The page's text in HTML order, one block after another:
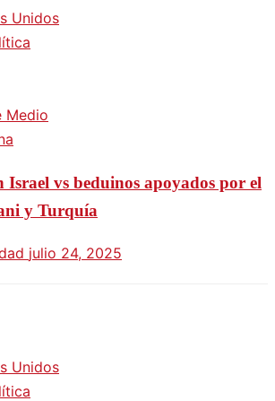
Unidos
Medio
Israel vs beduinos apoyados por el
y Turquía
julio 24, 2025
Unidos